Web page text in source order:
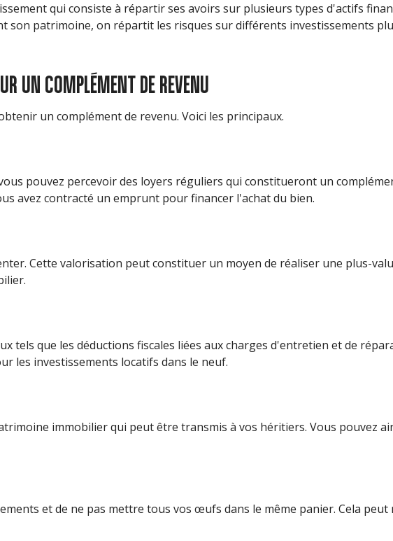
qui consiste à répartir ses avoirs sur plusieurs types d'actifs
son patrimoine, on répartit les risques sur différents investissements
UN COMPLÉMENT DE REVENU
un complément de revenu. Voici les principaux.
pouvez percevoir des loyers réguliers qui constitueront un
avez contracté un emprunt pour financer l'achat du bien.
Cette valorisation peut constituer un moyen de réaliser une plus-
tels que les déductions fiscales liées aux charges d'entretien et de
les investissements locatifs dans le neuf.
immobilier qui peut être transmis à vos héritiers. Vous pouvez
et de ne pas mettre tous vos œufs dans le même panier. Cela